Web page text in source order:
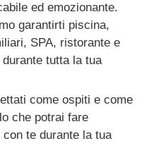
ed emozionante.
garantirti piscina,
SPA, ristorante e
tutta la tua
come ospiti e come
che potrai fare
te durante la tua